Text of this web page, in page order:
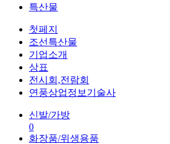
특산물
첫페지
조선특산물
기업소개
상표
전시회,전람회
연풍상업정보기술사
신발/가방
0
화장품/위생용품